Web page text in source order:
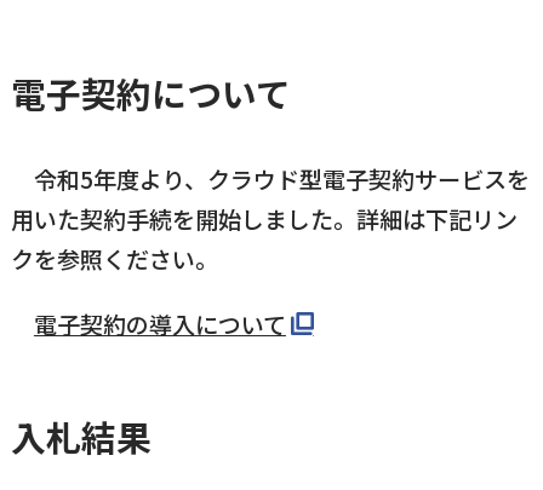
電子契約について
令和5年度より、クラウド型電子契約サービスを
用いた契約手続を開始しました。詳細は下記リン
クを参照ください。
電子契約の導入について
入札結果